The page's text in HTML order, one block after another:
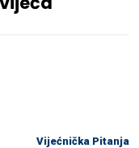
Vijećnička Pitanja